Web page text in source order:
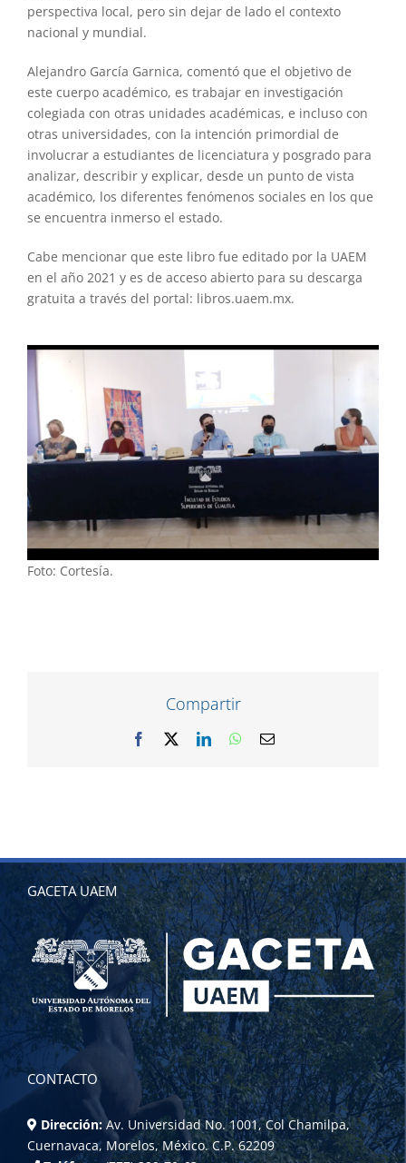
perspectiva local, pero sin dejar de lado el contexto
nacional y mundial.
Alejandro García Garnica, comentó que el objetivo de
este cuerpo académico, es trabajar en investigación
colegiada con otras unidades académicas, e incluso con
otras universidades, con la intención primordial de
involucrar a estudiantes de licenciatura y posgrado para
analizar, describir y explicar, desde un punto de vista
académico, los diferentes fenómenos sociales en los que
se encuentra inmerso el estado.
Cabe mencionar que este libro fue editado por la UAEM
en el año 2021 y es de acceso abierto para su descarga
gratuita a través del portal: libros.uaem.mx.
Foto: Cortesía.
Compartir
Facebook LinkedInWhatsApp
Correo
GACETA UAEM
CONTACTO
Dirección: Av. Universidad No. 1001, Col Chamilpa,
Cuernavaca, Morelos, México. C.P. 62209